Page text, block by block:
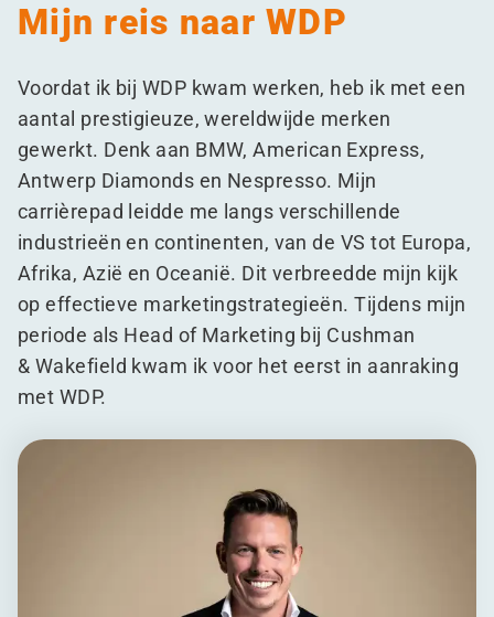
Mijn reis naar WDP
Voordat ik bij WDP kwam werken, heb ik met een
aantal prestigieuze, wereldwijde merken
gewerkt. Denk aan BMW, American Express,
Antwerp Diamonds en Nespresso. Mijn
carrièrepad leidde me langs verschillende
industrieën en continenten, van de VS tot Europa,
Afrika, Azië en Oceanië. Dit verbreedde mijn kijk
op effectieve marketingstrategieën. Tijdens mijn
periode als Head of Marketing bij Cushman
& Wakefield kwam ik voor het eerst in aanraking
met WDP.